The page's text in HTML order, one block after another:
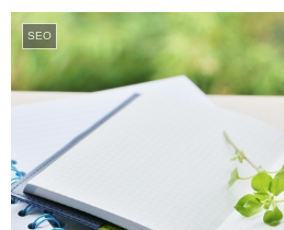
SEO